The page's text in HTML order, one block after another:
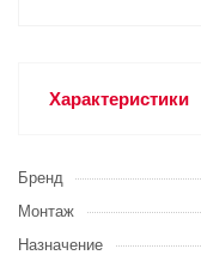
Характеристики
Бренд
Монтаж
Назначение